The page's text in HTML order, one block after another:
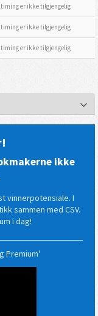
er ikke tilgjengelig
er ikke tilgjengelig
er ikke tilgjengelig
ikke
vinnerpotensiale. I
sammen med CSV.
i dag!
Premium'